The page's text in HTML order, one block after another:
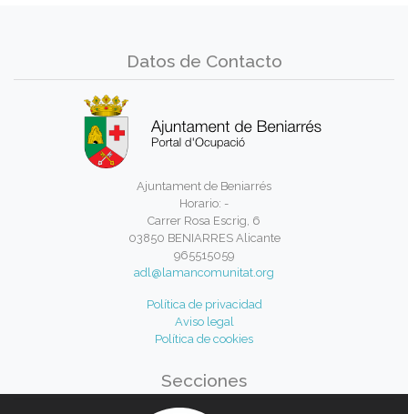
Datos de Contacto
Ajuntament de Beniarrés
Horario: -
Carrer Rosa Escrig, 6
03850 BENIARRES Alicante
965515059
adl@lamancomunitat.org
Política de privacidad
Aviso legal
Política de cookies
Secciones